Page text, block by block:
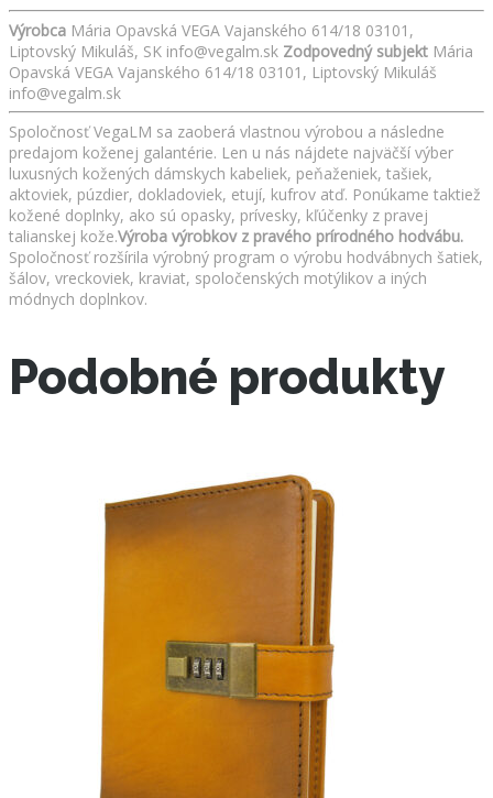
Výrobca Mária Opavská VEGA Vajanského 614/18 03101,
Liptovský Mikuláš, SK info@vegalm.sk Zodpovedný subjekt Mária
Opavská VEGA Vajanského 614/18 03101, Liptovský Mikuláš
info@vegalm.sk
Spoločnosť VegaLM sa zaoberá vlastnou výrobou a následne
predajom koženej galantérie. Len u nás nájdete najväčší výber
luxusných kožených dámskych kabeliek, peňaženiek, tašiek,
aktoviek, púzdier, dokladoviek, etují, kufrov atď. Ponúkame taktiež
kožené doplnky, ako sú opasky, prívesky, kľúčenky z pravej
talianskej kože.Výroba výrobkov z pravého prírodného hodvábu.
Spoločnosť rozšírila výrobný program o výrobu hodvábnych šatiek,
šálov, vreckoviek, kraviat, spoločenských motýlikov a iných
módnych doplnkov.
Podobné produkty